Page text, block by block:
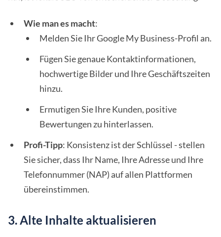
Wie man es macht:
Melden Sie Ihr Google My Business-Profil an.
Fügen Sie genaue Kontaktinformationen,
hochwertige Bilder und Ihre Geschäftszeiten
hinzu.
Ermutigen Sie Ihre Kunden, positive
Bewertungen zu hinterlassen.
Profi-Tipp: Konsistenz ist der Schlüssel - stellen
Sie sicher, dass Ihr Name, Ihre Adresse und Ihre
Telefonnummer (NAP) auf allen Plattformen
übereinstimmen.
3. Alte Inhalte aktualisieren